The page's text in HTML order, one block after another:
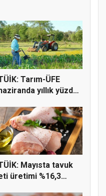
Tarım-ÜFE
yıllık yüzde
Mayısta tavuk
üretimi %16,3